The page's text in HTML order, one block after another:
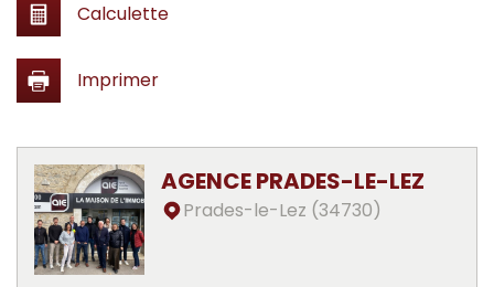
École maternelle
École primaire
Bibliothèque
Calculette
Imprimer
AGENCE PRADES-LE-LEZ
Prades-le-Lez (34730)